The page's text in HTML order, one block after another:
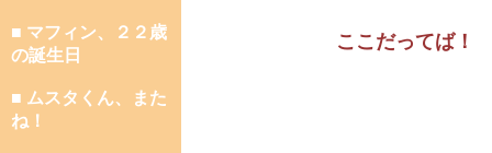
■ マフィン、２２歳
の誕生日
■ ムスタくん、また
ね！
ここだってば！